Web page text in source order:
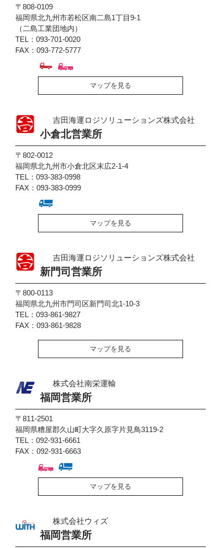
〒808-0109
福岡県北九州市若松区南二島1丁目9-1
（二島工業団地内）
TEL：093-701-0020
FAX：093-772-5777
マップを見る
吉田海運ロジソリューションズ株式会社
小倉北営業所
〒802-0012
福岡県北九州市小倉北区末広2-1-4
TEL：093-383-0998
FAX：093-383-0999
マップを見る
吉田海運ロジソリューションズ株式会社
新門司営業所
〒800-0113
福岡県北九州市門司区新門司北1-10-3
TEL：093-861-9827
FAX：093-861-9828
マップを見る
株式会社南栄運輸
福岡営業所
〒811-2501
福岡県糟屋郡久山町大字久原字片見鳥3119-2
TEL：092-931-6661
FAX：092-931-6663
マップを見る
株式会社ウィズ
福岡営業所